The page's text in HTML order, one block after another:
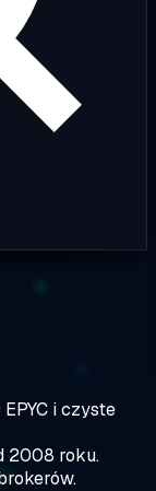
i czyste
2008 roku.